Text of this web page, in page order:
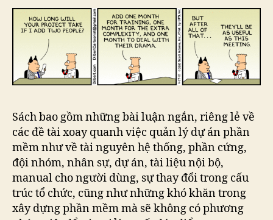
Sách bao gồm những bài luận ngắn, riêng lẻ về
các đề tài xoay quanh việc quản lý dự án phần
mềm như về tài nguyên hệ thống, phần cứng,
đội nhóm, nhân sự, dự án, tài liệu nội bộ,
manual cho người dùng, sự thay đổi trong cấu
trúc tổ chức, cũng như những khó khăn trong
xây dựng phần mềm mà sẽ không có phương